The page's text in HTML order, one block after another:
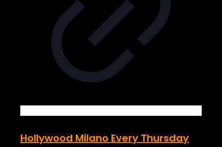
Hollywood Milano Every Thursday